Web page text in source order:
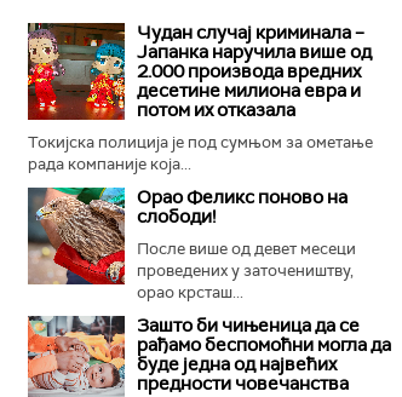
Чудан случај криминала –
Јапанка наручила више од
2.000 производа вредних
десетине милиона евра и
потом их отказала
Токијска полиција је под сумњом за ометање
рада компаније која...
Орао Феликс поново на
слободи!
После више од девет месеци
проведених у заточеништву,
орао крсташ...
Зашто би чињеница да се
рађамо беспомоћни могла да
буде једна од највећих
предности човечанства